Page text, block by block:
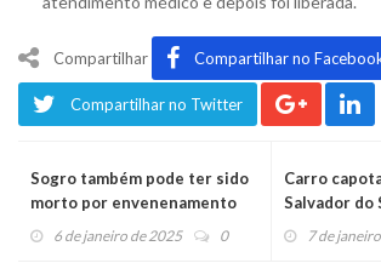
Compartilhar Compartilhar no
Compartilhar no Twitter
Sogro também pode ter sido
morto por envenenamento
6 de janeiro de 2025 0
Carro
Salvador do
7 de